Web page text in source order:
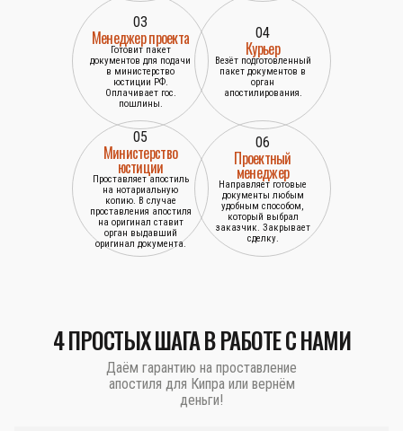
03
Менеджер проекта
Готовит пакет
документов для подачи
в министерство
юстиции РФ.
Оплачивает гос.
пошлины.
04
Курьер
Везёт подготовленный
пакет документов в
орган
апостилирования.
05
Министерство
юстиции
Проставляет апостиль
на нотариальную
копию. В случае
проставления апостиля
на оригинал ставит
орган выдавший
оригинал документа.
06
Проектный
менеджер
Направляет готовые
документы любым
удобным способом,
который выбрал
заказчик. Закрывает
сделку.
4 ПРОСТЫХ ШАГА В РАБОТЕ С НАМИ
Даём гарантию на проставление
апостиля для Кипра или вернём
деньги!